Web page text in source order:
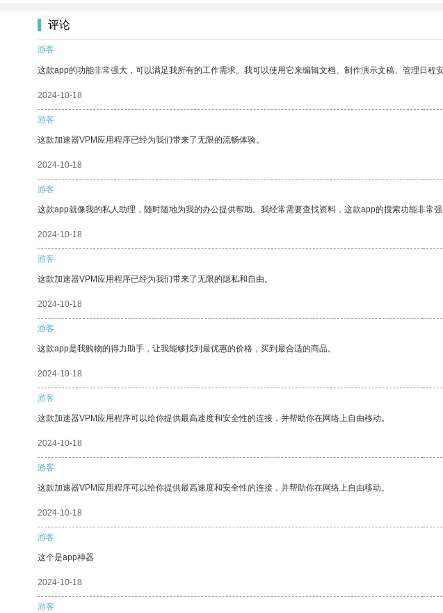
评论
游客
这款app的功能非常强大，可以满足我所有的工作需求。我可以使用它来编辑文档、制作演示文稿、管理日程安
2024-10-18
游客
这款加速器VPM应用程序已经为我们带来了无限的流畅体验。
2024-10-18
游客
这款app就像我的私人助理，随时随地为我的办公提供帮助。我经常需要查找资料，这款app的搜索功能非常强
2024-10-18
游客
这款加速器VPM应用程序已经为我们带来了无限的隐私和自由。
2024-10-18
游客
这款app是我购物的得力助手，让我能够找到最优惠的价格，买到最合适的商品。
2024-10-18
游客
这款加速器VPM应用程序可以给你提供最高速度和安全性的连接，并帮助你在网络上自由移动。
2024-10-18
游客
这款加速器VPM应用程序可以给你提供最高速度和安全性的连接，并帮助你在网络上自由移动。
2024-10-18
游客
这个是app神器
2024-10-18
游客